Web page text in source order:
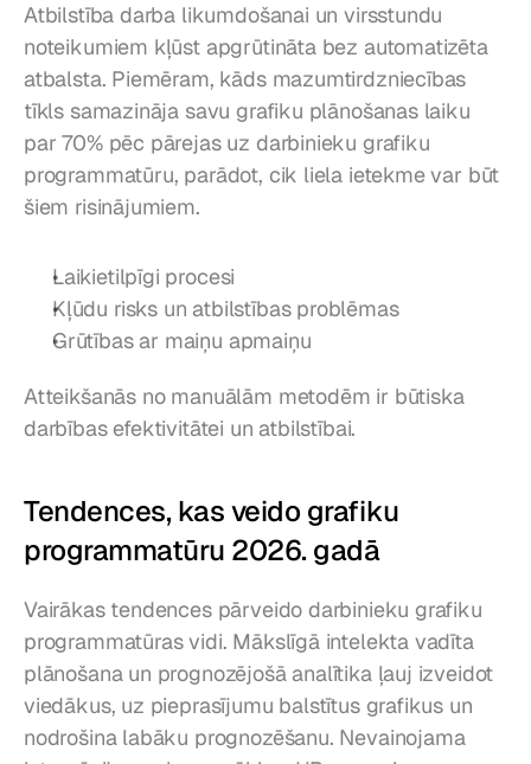
Atbilstība darba likumdošanai un virsstundu
noteikumiem kļūst apgrūtināta bez automatizēta
atbalsta. Piemēram, kāds mazumtirdzniecības
tīkls samazināja savu grafiku plānošanas laiku
par 70% pēc pārejas uz darbinieku grafiku
programmatūru, parādot, cik liela ietekme var būt
šiem risinājumiem.
Laikietilpīgi procesi
Kļūdu risks un atbilstības problēmas
Grūtības ar maiņu apmaiņu
Atteikšanās no manuālām metodēm ir būtiska
darbības efektivitātei un atbilstībai.
Tendences, kas veido grafiku
programmatūru 2026. gadā
Vairākas tendences pārveido darbinieku grafiku
programmatūras vidi. Mākslīgā intelekta vadīta
plānošana un prognozējošā analītika ļauj izveidot
viedākus, uz pieprasījumu balstītus grafikus un
nodrošina labāku prognozēšanu. Nevainojama